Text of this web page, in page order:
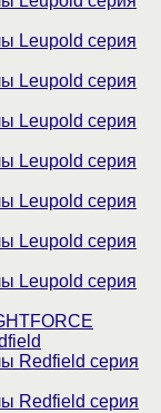
Leupold серия
Leupold серия
Leupold серия
Leupold серия
Leupold серия
Leupold серия
Leupold серия
Redfield серия
Redfield серия